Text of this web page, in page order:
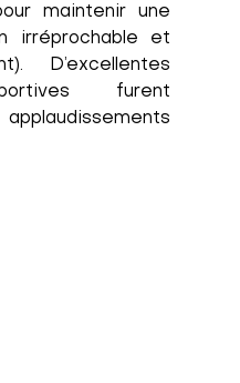
maintenir une
irréprochable et
D’excellentes
furent